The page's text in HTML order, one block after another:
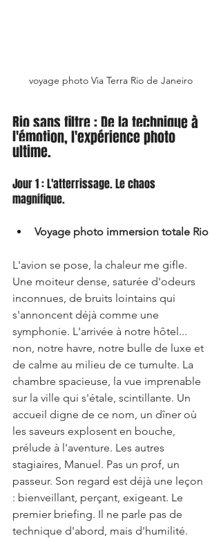
voyage photo Via Terra Rio de Janeiro
Rio sans filtre : De la technique à
l'émotion, l'expérience photo
ultime.
Jour 1 : L'atterrissage. Le chaos
magnifique.
Voyage photo immersion totale Rio
L'avion se pose, la chaleur me gifle.
Une moiteur dense, saturée d'odeurs
inconnues, de bruits lointains qui
s'annoncent déjà comme une
symphonie. L'arrivée à notre hôtel...
non, notre havre, notre bulle de luxe et
de calme au milieu de ce tumulte. La
chambre spacieuse, la vue imprenable
sur la ville qui s'étale, scintillante. Un
accueil digne de ce nom, un dîner où
les saveurs explosent en bouche,
prélude à l'aventure. Les autres
stagiaires, Manuel. Pas un prof, un
passeur. Son regard est déjà une leçon
: bienveillant, perçant, exigeant. Le
premier briefing. Il ne parle pas de
technique d'abord, mais d'humilité.